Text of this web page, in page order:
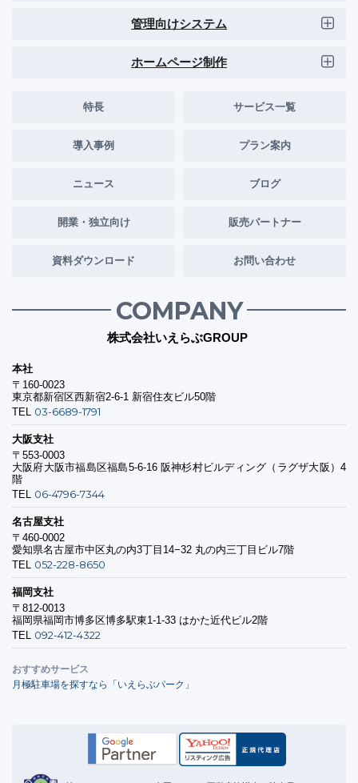
管理向けシステム
ホームページ制作
特長 サービス一覧
導入事例 プラン案内
ニュース ブログ
開業・独立向け 販売パートナー
資料ダウンロード お問い合わせ
COMPANY
株式会社いえらぶGROUP
本社
〒160-0023
東京都新宿区西新宿2-6-1 新宿住友ビル50階
TEL 03-6689-1791
大阪支社
〒553-0003
大阪府大阪市福島区福島5-6-16 阪神杉村ビルディング（ラグザ大阪）4
階
TEL 06-4796-7344
名古屋支社
〒460-0002
愛知県名古屋市中区丸の内3丁目14−32 丸の内三丁目ビル7階
TEL 052-228-8650
福岡支社
〒812-0013
福岡県福岡市博多区博多駅東1-1-33 はかた近代ビル2階
TEL 092-412-4322
おすすめサービス
月極駐車場を探すなら「いえらぶパーク」